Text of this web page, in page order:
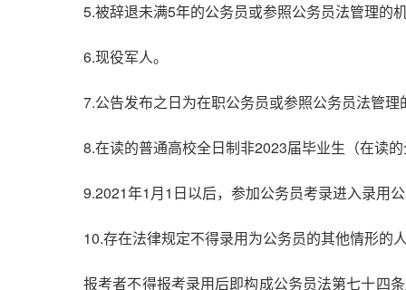
5.被辞退未满5年的公务员或参照公务员法管理的
6.现役军人。
7.公告发布之日为在职公务员或参照公务员法管
8.在读的普通高校全日制非2023届毕业生（在读
9.2021年1月1日以后，参加公务员考录进入录用
10.存在法律规定不得录用为公务员的其他情形的
报考者不得报考录用后即构成公务员法第七十四